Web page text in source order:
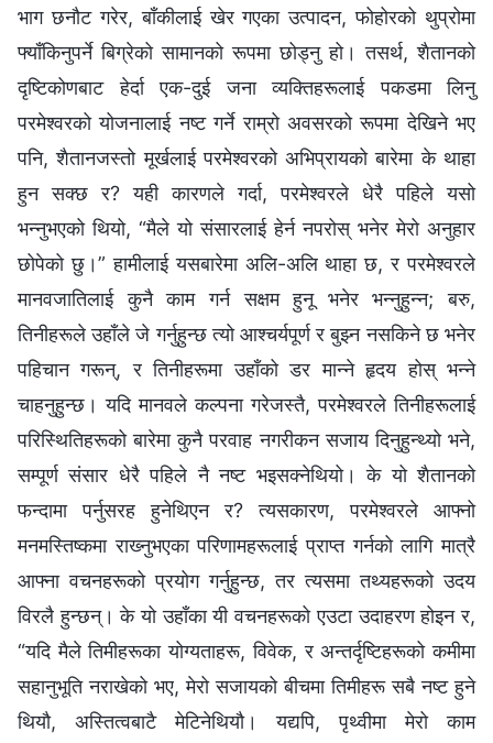
भाग छनौट गरेर, बाँकीलाई खेर गएका उत्पादन, फोहोरको थुप्रोमा
फ्याँकिनुपर्ने बिग्रेको सामानको रूपमा छोड्नु हो। तसर्थ, शैतानको
दृष्टिकोणबाट हेर्दा एक-दुई जना व्यक्तिहरूलाई पकडमा लिनु
परमेश्‍वरको योजनालाई नष्ट गर्ने राम्रो अवसरको रूपमा देखिने भए
पनि, शैतानजस्तो मूर्खलाई परमेश्‍वरको अभिप्रायको बारेमा के थाहा
हुन सक्छ र? यही कारणले गर्दा, परमेश्‍वरले धेरै पहिले यसो
भन्‍नुभएको थियो, “मैले यो संसारलाई हेर्न नपरोस् भनेर मेरो अनुहार
छोपेको छु।” हामीलाई यसबारेमा अलि-अलि थाहा छ, र परमेश्‍वरले
मानवजातिलाई कुनै काम गर्न सक्षम हुनू भनेर भन्‍नुहुन्‍न; बरु,
तिनीहरूले उहाँले जे गर्नुहुन्छ त्यो आश्‍चर्यपूर्ण र बुझ्‍न नसकिने छ भनेर
पहिचान गरून्, र तिनीहरूमा उहाँको डर मान्ने हृदय होस् भन्‍ने
चाहनुहुन्छ। यदि मानवले कल्‍पना गरेजस्तै, परमेश्‍वरले तिनीहरूलाई
परिस्‍थितिहरूको बारेमा कुनै परवाह नगरीकन सजाय दिनुहुन्थ्यो भने,
सम्पूर्ण संसार धेरै पहिले नै नष्ट भइसक्‍नेथियो। के यो शैतानको
फन्दामा पर्नुसरह हुनेथिएन र? त्यसकारण, परमेश्‍वरले आफ्‍नो
मनमस्तिष्कमा राख्‍नुभएका परिणामहरूलाई प्राप्त गर्नको लागि मात्रै
आफ्‍ना वचनहरूको प्रयोग गर्नुहुन्छ, तर त्यसमा तथ्यहरूको उदय
विरलै हुन्छन्। के यो उहाँका यी वचनहरूको एउटा उदाहरण होइन र,
“यदि मैले तिमीहरूका योग्यताहरू, विवेक, र अन्तर्दृष्टिहरूको कमीमा
सहानुभूति नराखेको भए, मेरो सजायको बीचमा तिमीहरू सबै नष्ट हुने
थियौ, अस्तित्वबाटै मेटिनेथियौ। यद्यपि, पृथ्वीमा मेरो काम